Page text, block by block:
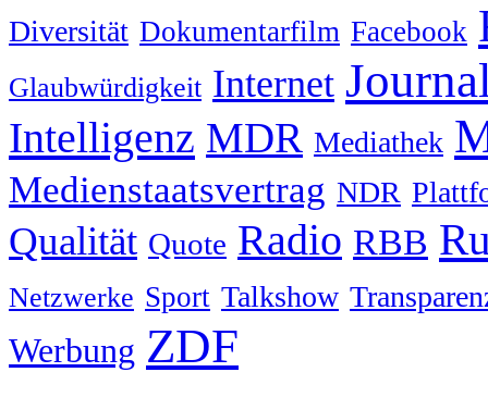
Diversität Dokumentarfilm Facebook
Glaubwürdigkeit Internet
Intelligenz MDR Mediathek
Medienstaatsvertrag NDR
Qualität Quote Radio RBB
Netzwerke Sport Talkshow
Werbung ZDF